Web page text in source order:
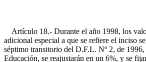
Artículo 18.- Durante el año 1998, los
adicional especial a que se refiere el inciso
séptimo transitorio del D.F.L. Nº 2, de
Educación, se reajustarán en un 6%, y se